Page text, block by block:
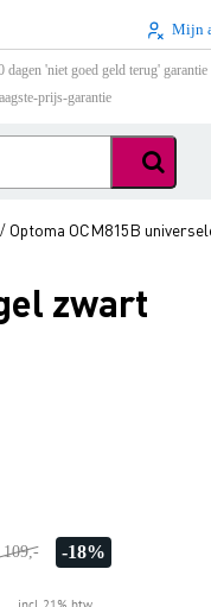
Mijn
dagen 'niet goed geld terug' garantie
prijs-garantie
/ Optoma OCM815B
zwart
109,- -18%